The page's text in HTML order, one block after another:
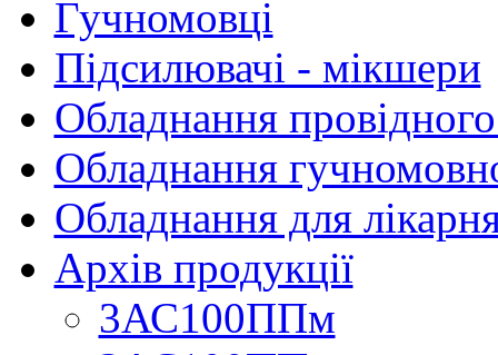
Гучномовці
Підсилювачі - мікшери
Обладнання провідного
Обладнання
Обладнання для
Архів продукції
3АС100ППм